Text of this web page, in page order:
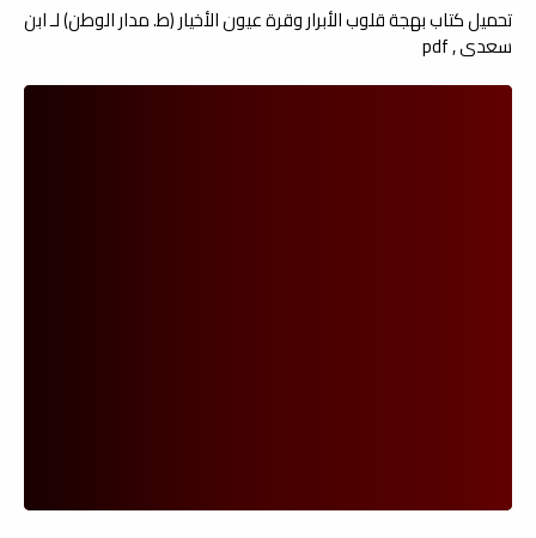
تحميل كتاب بهجة قلوب الأبرار وقرة عيون الأخيار (ط. مدار الوطن) لـ ابن
سعدي , pdf